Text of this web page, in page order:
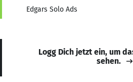
Edgars Solo Ads
Logg Dich jetzt ein, um
sehen.